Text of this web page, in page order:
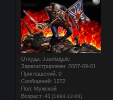
Откуда: Jaunlatgale
Зарегистрирован: 2007-09-01
Приглашений: 0
Сообщений: 1272
Пол: Мужской
Возраст: 41 [1984-12-06]